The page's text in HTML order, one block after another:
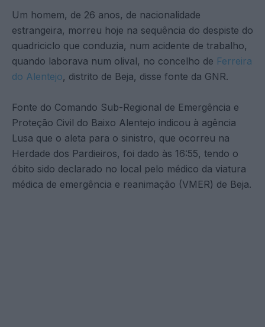
Um homem, de 26 anos, de nacionalidade
estrangeira, morreu hoje na sequência do despiste do
quadriciclo que conduzia, num acidente de trabalho,
quando laborava num olival, no concelho de Ferreira
do Alentejo, distrito de Beja, disse fonte da GNR.
Fonte do Comando Sub-Regional de Emergência e
Proteção Civil do Baixo Alentejo indicou à agência
Lusa que o aleta para o sinistro, que ocorreu na
Herdade dos Pardieiros, foi dado às 16:55, tendo o
óbito sido declarado no local pelo médico da viatura
médica de emergência e reanimação (VMER) de Beja.